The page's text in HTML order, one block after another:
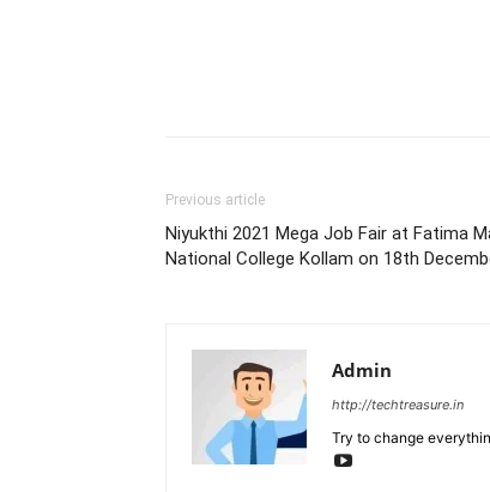
Previous article
Niyukthi 2021 Mega Job Fair at Fatima
National College Kollam on 18th
Admin
http://techtreasure.in
Try to change